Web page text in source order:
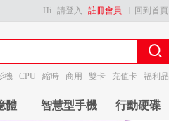
回到首頁
Hi 請登入 註冊會員
機 CPU 縮時 商用 雙卡 充值卡 福利品
體 智慧型手機 行動硬碟